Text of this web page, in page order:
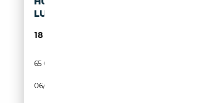
LUXURY
18 990€
65 000 km
06/2008